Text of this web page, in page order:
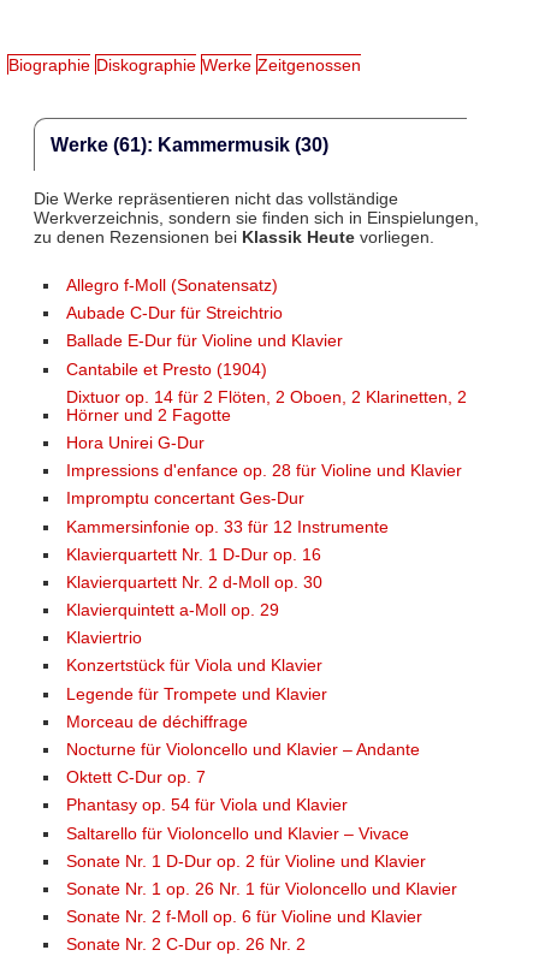
Biographie Diskographie Werke Zeitgenossen
Werke (61): Kammermusik (30)
Die Werke repräsentieren nicht das vollständige
Werkverzeichnis, sondern sie finden sich in Einspielungen,
zu denen Rezensionen bei Klassik Heutevorliegen.
Allegro f-Moll (Sonatensatz)
Aubade C-Dur für Streichtrio
Ballade E-Dur für Violine und Klavier
Cantabile et Presto (1904)
Dixtuor op. 14 für 2 Flöten, 2 Oboen, 2 Klarinetten, 2
Hörner und 2 Fagotte
Hora Unirei G-Dur
Impressions d'enfance op. 28 für Violine und Klavier
Impromptu concertant Ges-Dur
Kammersinfonie op. 33 für 12 Instrumente
Klavierquartett Nr. 1 D-Dur op. 16
Klavierquartett Nr. 2 d-Moll op. 30
Klavierquintett a-Moll op. 29
Klaviertrio
Konzertstück für Viola und Klavier
Legende für Trompete und Klavier
Morceau de déchiffrage
Nocturne für Violoncello und Klavier – Andante
Oktett C-Dur op. 7
Phantasy op. 54 für Viola und Klavier
Saltarello für Violoncello und Klavier – Vivace
Sonate Nr. 1 D-Dur op. 2 für Violine und Klavier
Sonate Nr. 1 op. 26 Nr. 1 für Violoncello und Klavier
Sonate Nr. 2 f-Moll op. 6 für Violine und Klavier
Sonate Nr. 2 C-Dur op. 26 Nr. 2